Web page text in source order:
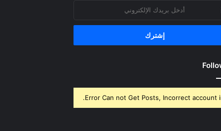
Error Can not Get Posts, Incorrect account